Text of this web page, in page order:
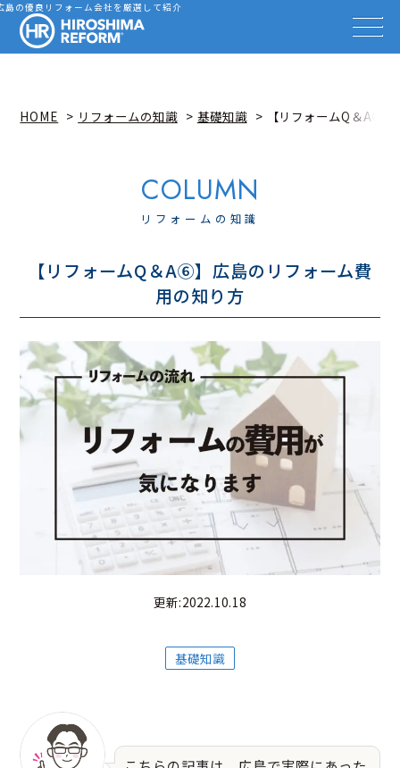
島の優良リフォーム会社を厳選して紹介
HIROSHIMA REFORM – 広島で
会社を探す
事例を見る
事例解説動画
イベント情報
広島リフォーム相談カウンター
HOME リフォームの知識 基礎知識 【リフォームQ＆A⑥
リフォームの知識
【リフォームQ＆A⑥】広島のリフォーム費
用の知り方
更新:2022.10.18
基礎知識